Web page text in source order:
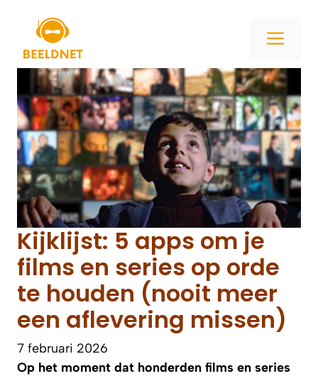
inhoud
Kijklijst: 5 apps om je
films en series op orde
te houden (nooit meer
een aflevering missen)
7 februari 2026
Op het moment dat honderden films en series